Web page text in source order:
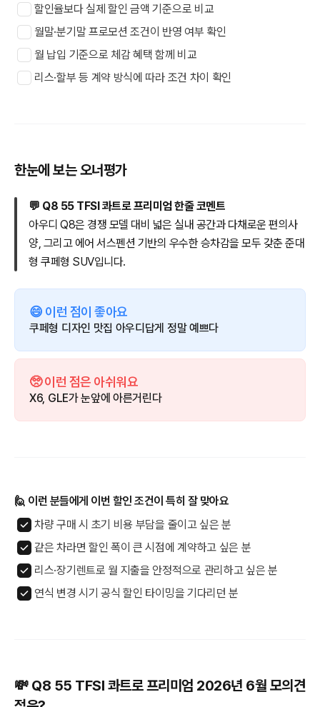
할인율보다 실제 할인 금액 기준으로 비교
월말·분기말 프로모션 조건이 반영 여부 확인
월 납입 기준으로 체감 혜택 함께 비교
리스·할부 등 계약 방식에 따라 조건 차이 확인
한눈에 보는 오너평가
💬 Q8 55 TFSI 콰트로 프리미엄 한줄 코멘트
아우디 Q8은 경쟁 모델 대비 넓은 실내 공간과 다채로운 편의사
양, 그리고 에어 서스펜션 기반의 우수한 승차감을 모두 갖춘 준대
형 쿠페형 SUV입니다.
😄 이런 점이 좋아요
쿠페형 디자인 맛집 아우디답게 정말 예쁘다
🥺 이런 점은 아쉬워요
X6, GLE가 눈앞에 아른거린다
🙋 이런 분들에게 이번 할인 조건이 특히 잘 맞아요
차량 구매 시 초기 비용 부담을 줄이고 싶은 분
같은 차라면 할인 폭이 큰 시점에 계약하고 싶은 분
리스·장기렌트로 월 지출을 안정적으로 관리하고 싶은 분
연식 변경 시기 공식 할인 타이밍을 기다리던 분
💸 Q8 55 TFSI 콰트로 프리미엄 2026년 6월 모의견